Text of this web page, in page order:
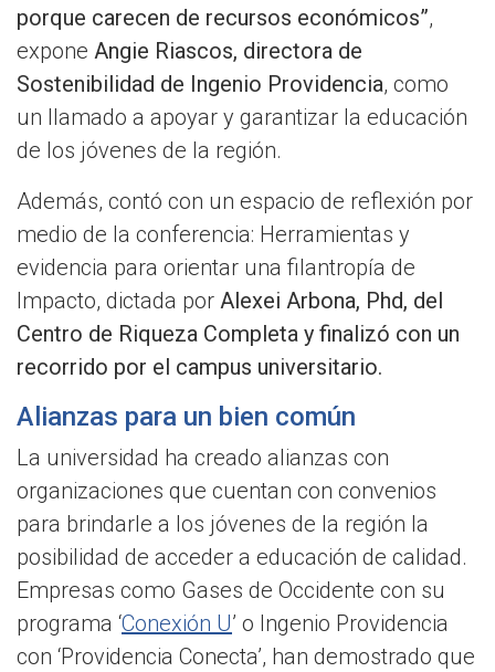
porque carecen de recursos económicos”,
expone Angie Riascos, directora de
Sostenibilidad de Ingenio Providencia, como
un llamado a apoyar y garantizar la educación
de los jóvenes de la región.
Además, contó con un espacio de reflexión por
medio de la conferencia: Herramientas y
evidencia para orientar una filantropía de
Impacto, dictada por Alexei Arbona, Phd, del
Centro de Riqueza Completa y finalizó con un
recorrido por el campus universitario.
Alianzas para un bien común
La universidad ha creado alianzas con
organizaciones que cuentan con convenios
para brindarle a los jóvenes de la región la
posibilidad de acceder a educación de calidad.
Empresas como Gases de Occidente con su
programa ‘Conexión U’ o Ingenio Providencia
con ‘Providencia Conecta’, han demostrado que